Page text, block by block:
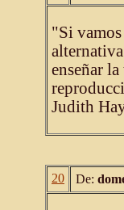
"Si vamos
enseñar
Judith
20 De: